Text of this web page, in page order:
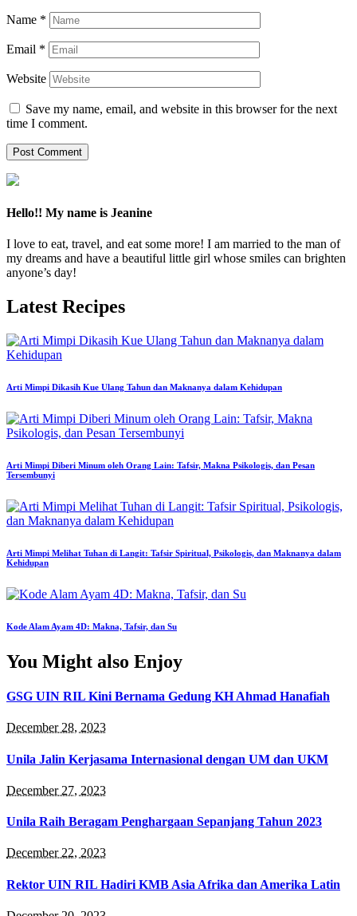
Name *
Email *
Website
Save my name, email, and website in this browser for the next
time I comment.
Hello!! My name is Jeanine
I love to eat, travel, and eat some more! I am married to the man of
my dreams and have a beautiful little girl whose smiles can brighten
anyone’s day!
Latest Recipes
Arti Mimpi Dikasih Kue Ulang Tahun dan Maknanya dalam Kehidupan
Arti Mimpi Diberi Minum oleh Orang Lain: Tafsir, Makna Psikologis, dan Pesan
Tersembunyi
Arti Mimpi Melihat Tuhan di Langit: Tafsir Spiritual, Psikologis, dan Maknanya dalam
Kehidupan
Kode Alam Ayam 4D: Makna, Tafsir, dan Su
You Might also Enjoy
GSG UIN RIL Kini Bernama Gedung KH Ahmad Hanafiah
December 28, 2023
Unila Jalin Kerjasama Internasional dengan UM dan UKM
December 27, 2023
Unila Raih Beragam Penghargaan Sepanjang Tahun 2023
December 22, 2023
Rektor UIN RIL Hadiri KMB Asia Afrika dan Amerika Latin